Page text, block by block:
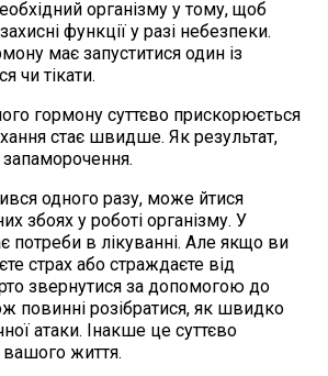
організму у тому, щоб
функції у разі небезпеки.
має запуститися один із
чи тікати.
гормону суттєво прискорюється
стає швидше. Як результат,
одного разу, може йтися
збоях у роботі організму. У
потреби в лікуванні. Але якщо ви
страх або страждаєте від
звернутися за допомогою до
повинні розібратися, як швидко
атаки. Інакше це суттєво
вашого життя.